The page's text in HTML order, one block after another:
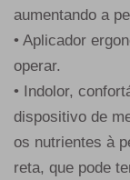
aumentando a
• Aplicador
operar.
• Indolor,
dispositivo de
os nutrientes à
reta, que pode